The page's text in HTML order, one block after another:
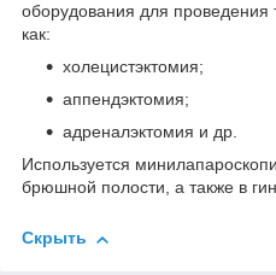
оборудования для проведения
как:
холецистэктомия;
аппендэктомия;
адреналэктомия и др.
Используется
брюшной полости, а также в
Скрыть